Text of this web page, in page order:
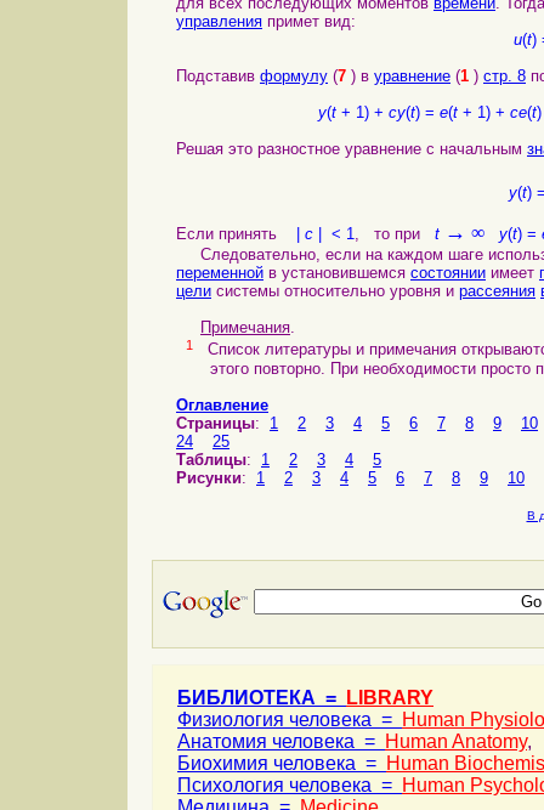
управления примет вид:
u(t)
Подставив формулу (7 ) в уравнение (1 ) стр. 8
y(t+ 1) + cy(t) = e(t+ 1) + ce(t)
Решая это разностное уравнение с начальным
y(t)
Если принять c | < 1, то при t → ∞ y(t) =
Следовательно, если на каждом шаге
переменной в установившемся состоянии имеет
цели системы относительно уровня и рассеяния
Примечания.
1
Список литературы и примечания
этого повторно. При необходимости просто
Оглавление
Страницы: 1 2 3 4 5 6 7 8 9
10
24
25
Таблицы: 1 2 3 4
5
Рисунки: 1 2 3 4 5 6 7 8 9 10
В
БИБЛИОТЕКА =
LIBRARY
Физиология человека = Human
Анатомия человека = Human Anatomy,
Биохимия человека = Human
Психология человека = Human